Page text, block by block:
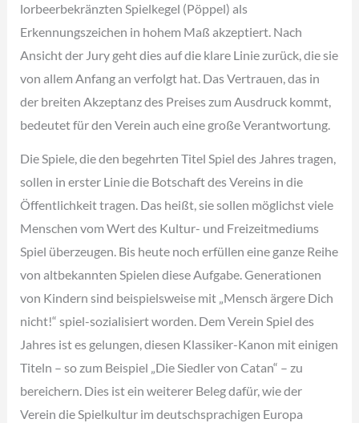
lorbeerbekränzten Spielkegel (Pöppel) als
Erkennungszeichen in hohem Maß akzeptiert. Nach
Ansicht der Jury geht dies auf die klare Linie zurück, die sie
von allem Anfang an verfolgt hat. Das Vertrauen, das in
der breiten Akzeptanz des Preises zum Ausdruck kommt,
bedeutet für den Verein auch eine große Verantwortung.
Die Spiele, die den begehrten Titel Spiel des Jahres tragen,
sollen in erster Linie die Botschaft des Vereins in die
Öffentlichkeit tragen. Das heißt, sie sollen möglichst viele
Menschen vom Wert des Kultur- und Freizeitmediums
Spiel überzeugen. Bis heute noch erfüllen eine ganze Reihe
von altbekannten Spielen diese Aufgabe. Generationen
von Kindern sind beispielsweise mit „Mensch ärgere Dich
nicht!“ spiel-sozialisiert worden. Dem Verein Spiel des
Jahres ist es gelungen, diesen Klassiker-Kanon mit einigen
Titeln – so zum Beispiel „Die Siedler von Catan“ – zu
bereichern. Dies ist ein weiterer Beleg dafür, wie der
Verein die Spielkultur im deutschsprachigen Europa